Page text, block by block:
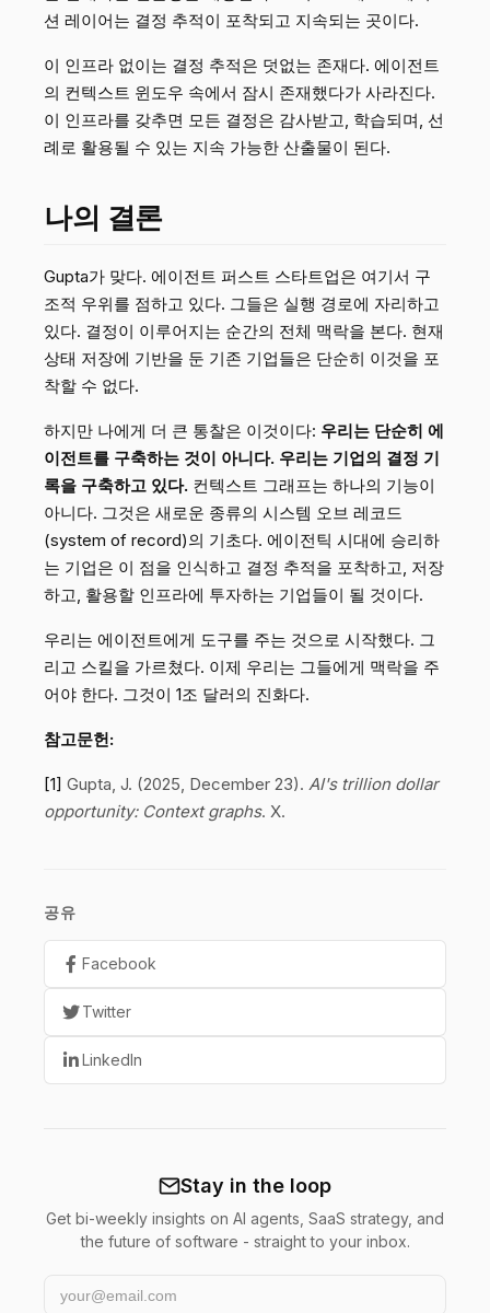
션 레이어는 결정 추적이 포착되고 지속되는 곳이다.
이 인프라 없이는 결정 추적은 덧없는 존재다. 에이전트
의 컨텍스트 윈도우 속에서 잠시 존재했다가 사라진다.
이 인프라를 갖추면 모든 결정은 감사받고, 학습되며, 선
례로 활용될 수 있는 지속 가능한 산출물이 된다.
나의 결론
Gupta가 맞다. 에이전트 퍼스트 스타트업은 여기서 구
조적 우위를 점하고 있다. 그들은 실행 경로에 자리하고
있다. 결정이 이루어지는 순간의 전체 맥락을 본다. 현재
상태 저장에 기반을 둔 기존 기업들은 단순히 이것을 포
착할 수 없다.
하지만 나에게 더 큰 통찰은 이것이다: 우리는 단순히 에
이전트를 구축하는 것이 아니다. 우리는 기업의 결정 기
록을 구축하고 있다. 컨텍스트 그래프는 하나의 기능이
아니다. 그것은 새로운 종류의 시스템 오브 레코드
(system of record)의 기초다. 에이전틱 시대에 승리하
는 기업은 이 점을 인식하고 결정 추적을 포착하고, 저장
하고, 활용할 인프라에 투자하는 기업들이 될 것이다.
우리는 에이전트에게 도구를 주는 것으로 시작했다. 그
리고 스킬을 가르쳤다. 이제 우리는 그들에게 맥락을 주
어야 한다. 그것이 1조 달러의 진화다.
참고문헌:
[1] Gupta, J. (2025, December 23). AI's trillion dollar
opportunity: Context graphs. X.
공유
Facebook
Twitter
LinkedIn
Stay in the loop
Get bi-weekly insights on AI agents, SaaS strategy, and
the future of software - straight to your inbox.